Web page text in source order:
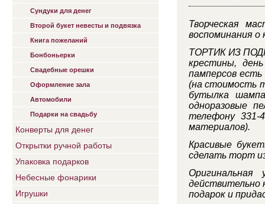
Сундуки для денег
Второй букет невесты и подвязка
Книга пожеланий
Бонбоньерки
Свадебные орешки
Оформление зала
Автомобили
Подарки на свадьбу
Конверты для денег
Открытки ручной работы
Упаковка подарков
Небесные фонарики
Игрушки
Творческая
воспоминания
ТОРТИК ИЗ
крестины,
памперсов
(на стоимость
бутылка
одноразовые
телефону 331-
материалов).
Красивые
сделать торт
действительно
подарок и